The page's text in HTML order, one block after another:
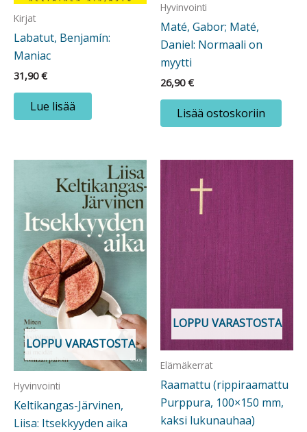
Kirjat
Labatut, Benjamín:
Maniac
31,90€
Lue lisää
Hyvinvointi
Maté, Gabor; Maté,
Daniel: Normaali on
myytti
26,90€
Lisää ostoskoriin
LOPPU VARASTOSTA
Hyvinvointi
Keltikangas-Järvinen,
Liisa: Itsekkyyden aika
LOPPU VARASTOSTA
Elämäkerrat
Raamattu (rippiraamattu
Purppura, 100×150 mm,
kaksi lukunauhaa)